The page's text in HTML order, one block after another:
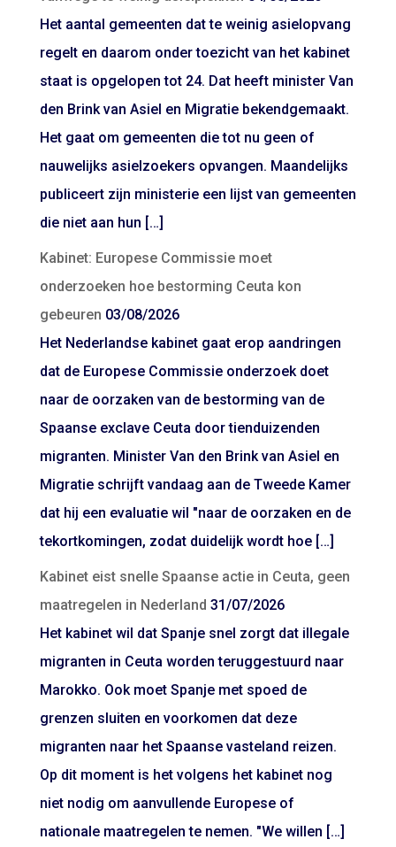
Het aantal gemeenten dat te weinig asielopvang
regelt en daarom onder toezicht van het kabinet
staat is opgelopen tot 24. Dat heeft minister Van
den Brink van Asiel en Migratie bekendgemaakt.
Het gaat om gemeenten die tot nu geen of
nauwelijks asielzoekers opvangen. Maandelijks
publiceert zijn ministerie een lijst van gemeenten
die niet aan hun […]
Kabinet: Europese Commissie moet
onderzoeken hoe bestorming Ceuta kon
gebeuren 03/08/2026
Het Nederlandse kabinet gaat erop aandringen
dat de Europese Commissie onderzoek doet
naar de oorzaken van de bestorming van de
Spaanse exclave Ceuta door tienduizenden
migranten. Minister Van den Brink van Asiel en
Migratie schrijft vandaag aan de Tweede Kamer
dat hij een evaluatie wil "naar de oorzaken en de
tekortkomingen, zodat duidelijk wordt hoe […]
Kabinet eist snelle Spaanse actie in Ceuta, geen
maatregelen in Nederland 31/07/2026
Het kabinet wil dat Spanje snel zorgt dat illegale
migranten in Ceuta worden teruggestuurd naar
Marokko. Ook moet Spanje met spoed de
grenzen sluiten en voorkomen dat deze
migranten naar het Spaanse vasteland reizen.
Op dit moment is het volgens het kabinet nog
niet nodig om aanvullende Europese of
nationale maatregelen te nemen. "We willen […]